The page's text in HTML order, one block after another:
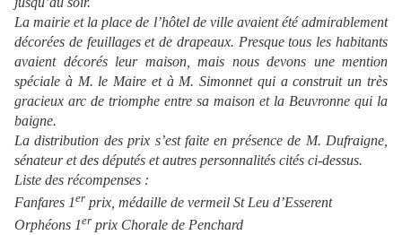
La mairie et la place de l’hôtel de ville avaient été admirablement
décorées de feuillages et de drapeaux. Presque tous les habitants
avaient décorés leur maison, mais nous devons une mention
spéciale à M. le Maire et à M.Simonnet qui a construit un très
gracieux arc de triomphe entre sa maison et la Beuvronne qui la
baigne.
La distribution des prix s’est faite en présence de M. Dufraigne
sénateur et des députés et autres personnalités cités ci-dessus.
Liste des récompenses :
Fanfares 1er prix, médaille de vermeil St Leu d’Esserent
Orphéons 1er prix Chorale de Penchard